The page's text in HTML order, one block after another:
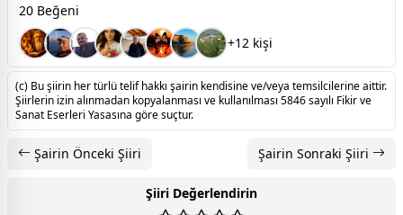
20 Beğeni
+12 kişi
(c) Bu şiirin her türlü telif hakkı şairin kendisine ve/veya temsilcilerine aittir.
Şiirlerin izin alınmadan kopyalanması ve kullanılması 5846 sayılı Fikir ve
Sanat Eserleri Yasasına göre suçtur.
Şairin Önceki Şiiri Şairin Sonraki Şiiri
Şiiri Değerlendirin